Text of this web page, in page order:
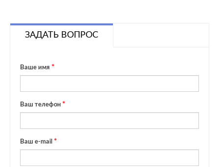
ЗАДАТЬ ВОПРОС
Ваше имя
Ваш телефон
Ваш e-mail